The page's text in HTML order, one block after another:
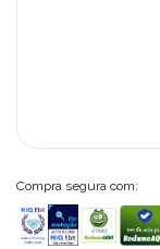
Compra segura com: